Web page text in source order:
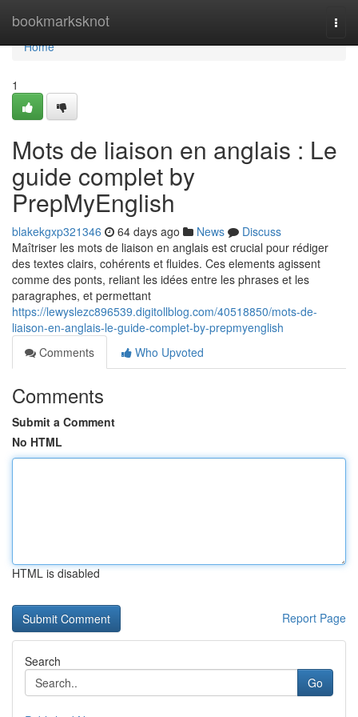
bookmarksknot
Home
Home
1
Mots de liaison en anglais : Le
guide complet by
PrepMyEnglish
blakekgxp321346 64 days ago News
Discuss
Maîtriser les mots de liaison en anglais est crucial pour rédiger
des textes clairs, cohérents et fluides. Ces elements agissent
comme des ponts, reliant les idées entre les phrases et les
paragraphes, et permettant
https://lewyslezc896539.digitollblog.com/40518850/mots-de-
liaison-en-anglais-le-guide-complet-by-prepmyenglish
Comments
Who Upvoted
Comments
Submit a Comment
No HTML
HTML is disabled
Report Page
Search
Go